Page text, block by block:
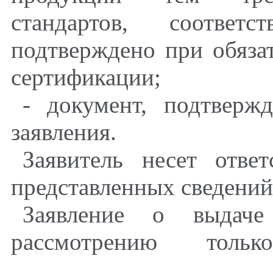
стандартов,
подтверждено при
сертификации;
- документ,
заявления.
Заявитель несет
представленных
Заявление о
рассмотрению